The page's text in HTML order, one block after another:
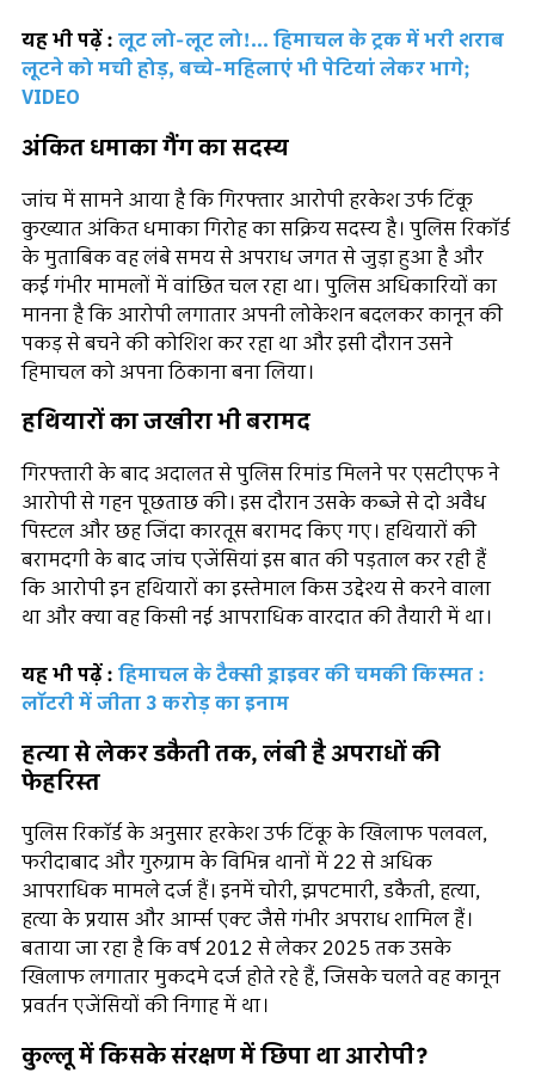
यह भी पढ़ें : लूट लो-लूट लो!... हिमाचल के ट्रक में भरी शराब
लूटने को मची होड़, बच्चे-महिलाएं भी पेटियां लेकर भागे;
VIDEO
अंकित धमाका गैंग का सदस्य
जांच में सामने आया है कि गिरफ्तार आरोपी हरकेश उर्फ टिंकू
कुख्यात अंकित धमाका गिरोह का सक्रिय सदस्य है। पुलिस रिकॉर्ड
के मुताबिक वह लंबे समय से अपराध जगत से जुड़ा हुआ है और
कई गंभीर मामलों में वांछित चल रहा था। पुलिस अधिकारियों का
मानना है कि आरोपी लगातार अपनी लोकेशन बदलकर कानून की
पकड़ से बचने की कोशिश कर रहा था और इसी दौरान उसने
हिमाचल को अपना ठिकाना बना लिया।
हथियारों का जखीरा भी बरामद
गिरफ्तारी के बाद अदालत से पुलिस रिमांड मिलने पर एसटीएफ ने
आरोपी से गहन पूछताछ की। इस दौरान उसके कब्जे से दो अवैध
पिस्टल और छह जिंदा कारतूस बरामद किए गए। हथियारों की
बरामदगी के बाद जांच एजेंसियां इस बात की पड़ताल कर रही हैं
कि आरोपी इन हथियारों का इस्तेमाल किस उद्देश्य से करने वाला
था और क्या वह किसी नई आपराधिक वारदात की तैयारी में था।
यह भी पढ़ें : हिमाचल के टैक्सी ड्राइवर की चमकी किस्मत :
लॉटरी में जीता 3 करोड़ का इनाम
हत्या से लेकर डकैती तक, लंबी है अपराधों की
फेहरिस्त
पुलिस रिकॉर्ड के अनुसार हरकेश उर्फ टिंकू के खिलाफ पलवल,
फरीदाबाद और गुरुग्राम के विभिन्न थानों में 22 से अधिक
आपराधिक मामले दर्ज हैं। इनमें चोरी, झपटमारी, डकैती, हत्या,
हत्या के प्रयास और आर्म्स एक्ट जैसे गंभीर अपराध शामिल हैं।
बताया जा रहा है कि वर्ष 2012 से लेकर 2025 तक उसके
खिलाफ लगातार मुकदमे दर्ज होते रहे हैं, जिसके चलते वह कानून
प्रवर्तन एजेंसियों की निगाह में था।
कुल्लू में किसके संरक्षण में छिपा था आरोपी?